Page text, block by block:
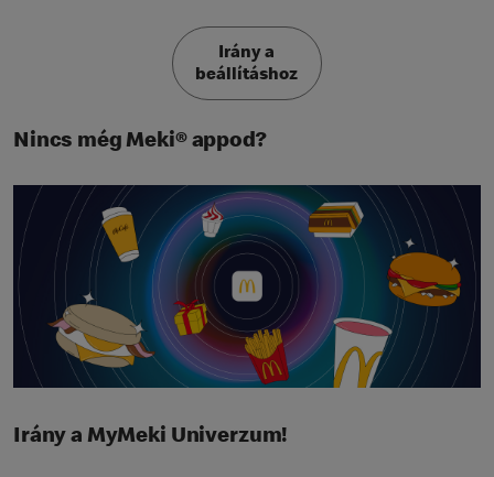
Irány a
beállításhoz
Nincs még Meki® appod?
Irány a MyMeki Univerzum!